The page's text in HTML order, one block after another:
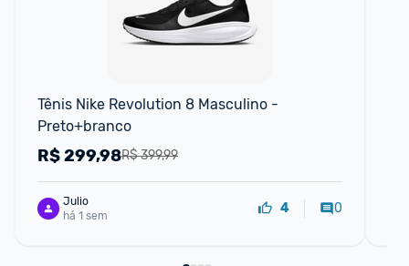
Tênis Nike Revolution 8 Masculino -
Preto+branco
R$ 399,99
R$299,98
Julio
há 1 sem
4 0